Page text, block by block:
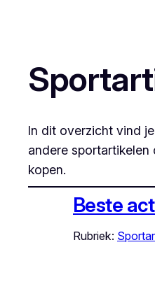
In dit overzicht vind
andere
kopen.
Beste
Rubriek: